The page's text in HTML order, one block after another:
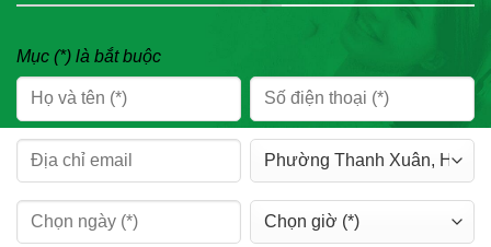
Mục (*) là bắt buộc